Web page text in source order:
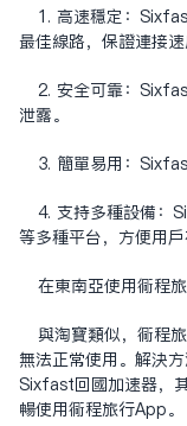
1. 高速稳定：
最佳线路，保证连接速
2. 安全可靠：
泄露。
3. 简单易用：
4. 支持多种设备：
等多种平台，方便用户
在东南亚使用同程
与淘宝类似，同程
无法正常使用。解决
Sixfast回国加速器，
畅使用同程旅行App。